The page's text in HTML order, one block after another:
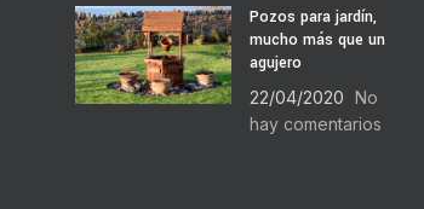
Pozos para jardín,
mucho más que un
agujero
22/04/2020 No
hay comentarios